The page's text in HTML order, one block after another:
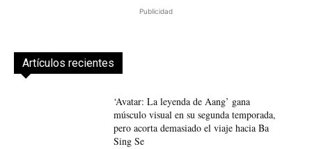
Publicidad
Artículos recientes
‘Avatar: La leyenda de Aang’ gana
músculo visual en su segunda temporada,
pero acorta demasiado el viaje hacia Ba
Sing Se